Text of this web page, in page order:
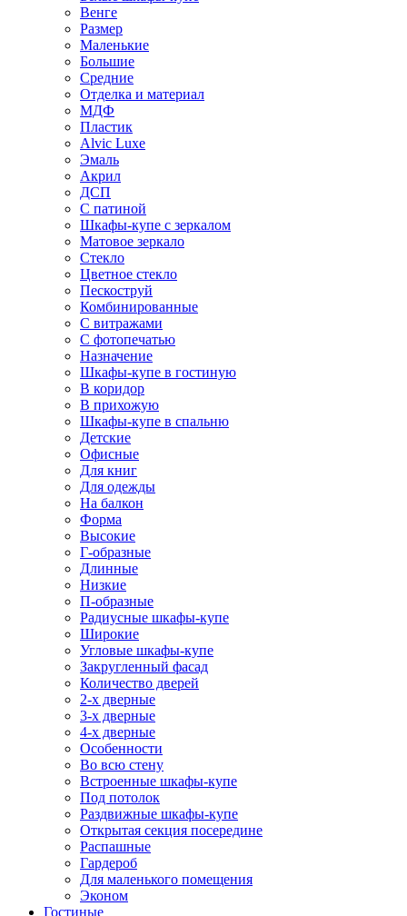
Венге
Размер
Маленькие
Большие
Средние
Отделка и материал
МДФ
Пластик
Alvic Luxe
Эмаль
Акрил
ДСП
С патиной
Шкафы-купе с зеркалом
Матовое зеркало
Стекло
Цветное стекло
Пескоструй
Комбинированные
С витражами
С фотопечатью
Назначение
Шкафы-купе в гостиную
В коридор
В прихожую
Шкафы-купе в спальню
Детские
Офисные
Для книг
Для одежды
На балкон
Форма
Высокие
Г-образные
Длинные
Низкие
П-образные
Радиусные шкафы-купе
Широкие
Угловые шкафы-купе
Закругленный фасад
Количество дверей
2-х дверные
3-х дверные
4-х дверные
Особенности
Во всю стену
Встроенные шкафы-купе
Под потолок
Раздвижные шкафы-купе
Открытая секция посередине
Распашные
Гардероб
Для маленького помещения
Эконом
Гостиные